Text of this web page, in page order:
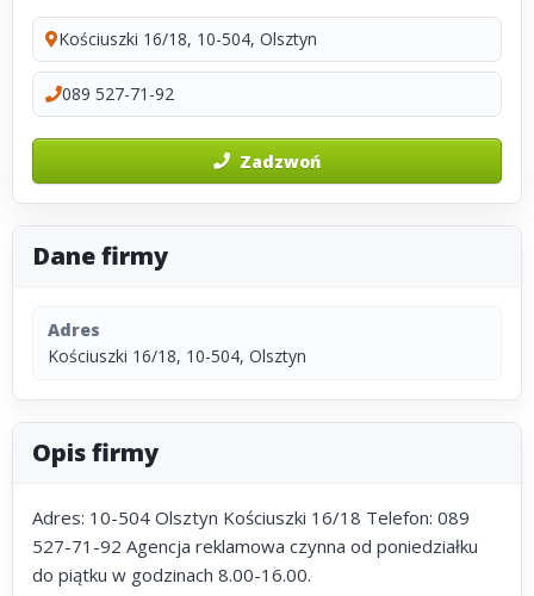
Kościuszki 16/18, 10-504, Olsztyn
089 527-71-92
Zadzwoń
Dane firmy
Adres
Kościuszki 16/18, 10-504, Olsztyn
Opis firmy
Adres: 10-504 Olsztyn Kościuszki 16/18 Telefon: 089
527-71-92 Agencja reklamowa czynna od poniedziałku
do piątku w godzinach 8.00-16.00.